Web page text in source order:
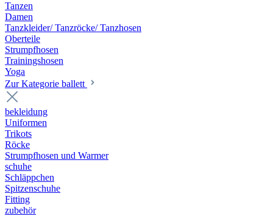
Tanzen
Damen
Tanzkleider/ Tanzröcke/ Tanzhosen
Oberteile
Strumpfhosen
Trainingshosen
Yoga
Zur Kategorie ballett
bekleidung
Uniformen
Trikots
Röcke
Strumpfhosen und Warmer
schuhe
Schläppchen
Spitzenschuhe
Fitting
zubehör